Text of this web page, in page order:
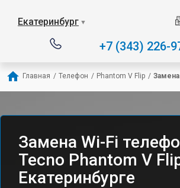
Екатеринбург ▼
+7 (343) 226-
Главная / Телефон / Phantom V Flip /
Замена Wi-Fi
Tecno Phantom V
Екатеринбурге